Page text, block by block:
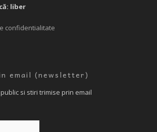
liber
confidentialitate
email (newsletter)
si stiri trimise prin email